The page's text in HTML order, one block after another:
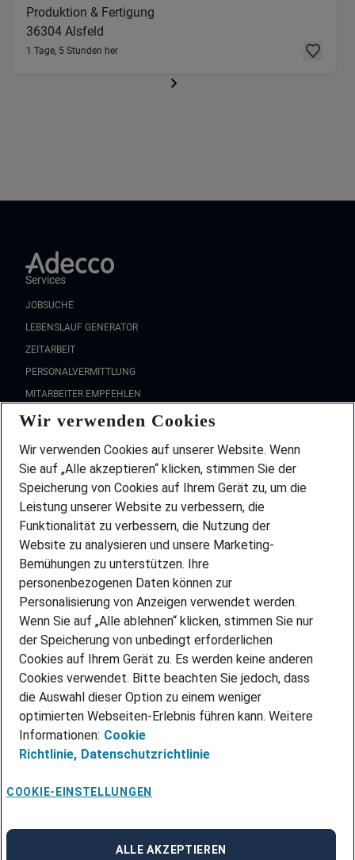
Produktion & Fertigung
36304 Alsfeld
1 Tage, 5 Stunden her
Services
JOBSUCHE
LEBENSLAUF GENERATOR
ZEITARBEIT
PERSONALVERMITTLUNG
MITARBEITER EMPFEHLEN
FAQ
Wir stellen ein!
DEINE BERUFSGRUPPE
DEINE LEBENSSITUATION
PARTNERSHIP WITH AIRBUS
INITIATIV BEWERBEN
ÜBER UNS
STANDORTE
BLOG
PRESSE
KONTAKT
@Adecco 2026
IMPRESSUM
DATENSCHUTZ
NUTZUNGSBEDINGUNGEN
COOKIE-RICHTLINIEN
BESCHWERDESTELLE
Wir verwenden Cookies
Wir verwenden Cookies auf unserer Website. Wenn
Sie auf „Alle akzeptieren“ klicken, stimmen Sie der
Speicherung von Cookies auf Ihrem Gerät zu, um die
Leistung unserer Website zu verbessern, die
Funktionalität zu verbessern, die Nutzung der
Website zu analysieren und unsere Marketing-
Bemühungen zu unterstützen. Ihre
personenbezogenen Daten können zur
Personalisierung von Anzeigen verwendet werden.
Wenn Sie auf „Alle ablehnen“ klicken, stimmen Sie nur
der Speicherung von unbedingt erforderlichen
Cookies auf Ihrem Gerät zu. Es werden keine anderen
Cookies verwendet. Bitte beachten Sie jedoch, dass
die Auswahl dieser Option zu einem weniger
optimierten Webseiten-Erlebnis führen kann. Weitere
Informationen: Cookie
Richtlinie, Datenschutzrichtlinie
COOKIE-EINSTELLUNGEN
ALLE AKZEPTIEREN